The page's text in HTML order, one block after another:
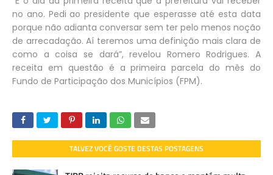
no ano. Pedi ao presidente que esperasse até esta data
porque não adianta conversar sem ter pelo menos noção
de arrecadação. Aí teremos uma definição mais clara de
como a coisa se dará”, revelou Romero Rodrigues. A
receita em questão é a primeira parcela do mês do
Fundo de Participação dos Municípios (FPM).
TALVEZ VOCÊ GOSTE DESTAS POSTAGENS